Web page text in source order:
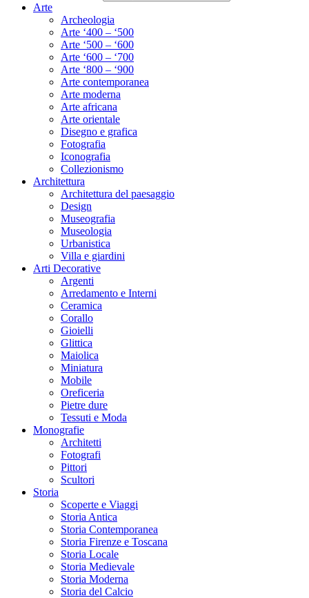
Arte
Archeologia
Arte ‘400 – ‘500
Arte ‘500 – ‘600
Arte ‘600 – ‘700
Arte ‘800 – ‘900
Arte contemporanea
Arte moderna
Arte africana
Arte orientale
Disegno e grafica
Fotografia
Iconografia
Collezionismo
Architettura
Architettura del paesaggio
Design
Museografia
Museologia
Urbanistica
Villa e giardini
Arti Decorative
Argenti
Arredamento e Interni
Ceramica
Corallo
Gioielli
Glittica
Maiolica
Miniatura
Mobile
Oreficeria
Pietre dure
Tessuti e Moda
Monografie
Architetti
Fotografi
Pittori
Scultori
Storia
Scoperte e Viaggi
Storia Antica
Storia Contemporanea
Storia Firenze e Toscana
Storia Locale
Storia Medievale
Storia Moderna
Storia del Calcio